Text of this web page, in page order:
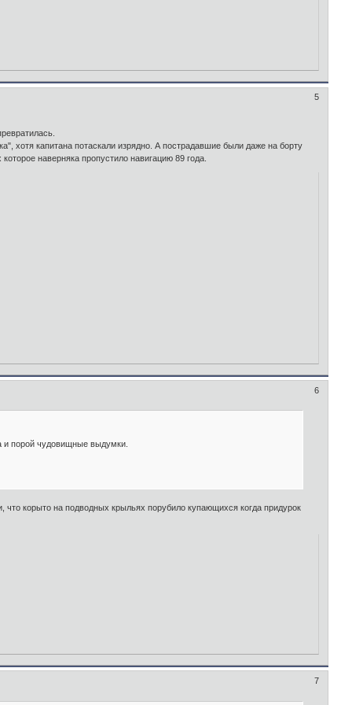
5
хотя капитана потаскали изрядно. А пострадавшие были даже на борту
наверняка пропустило навигацию 89 года.
6
и порой чудовищные выдумки.
корыто на подводных крыльях порубило купающихся когда придурок
7